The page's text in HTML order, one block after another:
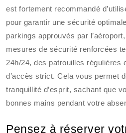
est fortement recommandé
pour garantir une sécurité
parkings approuvés par
mesures de sécurité renforcées
24h/24, des patrouilles régulières
d’accès strict. Cela vous permet
tranquillité d’esprit, sachant que
bonnes mains pendant votre
Pensez à réserver